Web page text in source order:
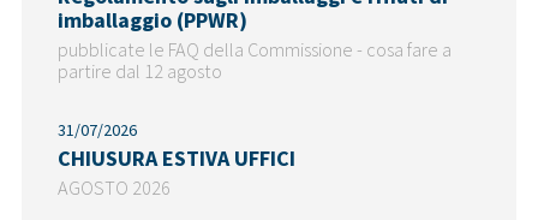
imballaggio (PPWR)
pubblicate le FAQ della Commissione - cosa fare a
partire dal 12 agosto
31/07/2026
CHIUSURA ESTIVA UFFICI
AGOSTO 2026